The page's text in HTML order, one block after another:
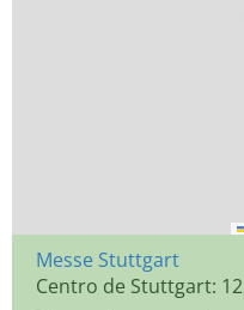
Messe Stuttgart
Centro de Stuttgart: